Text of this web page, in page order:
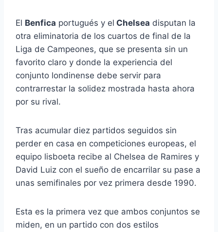
El Benfica portugués y el Chelsea disputan la
otra eliminatoria de los cuartos de final de la
Liga de Campeones, que se presenta sin un
favorito claro y donde la experiencia del
conjunto londinense debe servir para
contrarrestar la solidez mostrada hasta ahora
por su rival.
Tras acumular diez partidos seguidos sin
perder en casa en competiciones europeas, el
equipo lisboeta recibe al Chelsea de Ramires y
David Luiz con el sueño de encarrilar su pase a
unas semifinales por vez primera desde 1990.
Esta es la primera vez que ambos conjuntos se
miden, en un partido con dos estilos